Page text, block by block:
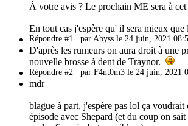
À votre avis ? Le prochain ME sera à
En tout cas j'espère qu' il sera mieux
Répondre #1 par Abyss le 24 juin, 2021
D'après les rumeurs on aura droit à une
nouvelle brosse à dent de Traynor.
Répondre #2 par F4nt0m3 le 24 juin, 2021
mdr
blague à part, j'espère pas lol ça voudrait
épisode avec Shepard (et du coup on